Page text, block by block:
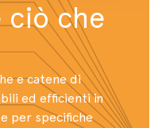
ciò che
e catene di
ed efficienti in
per specifiche